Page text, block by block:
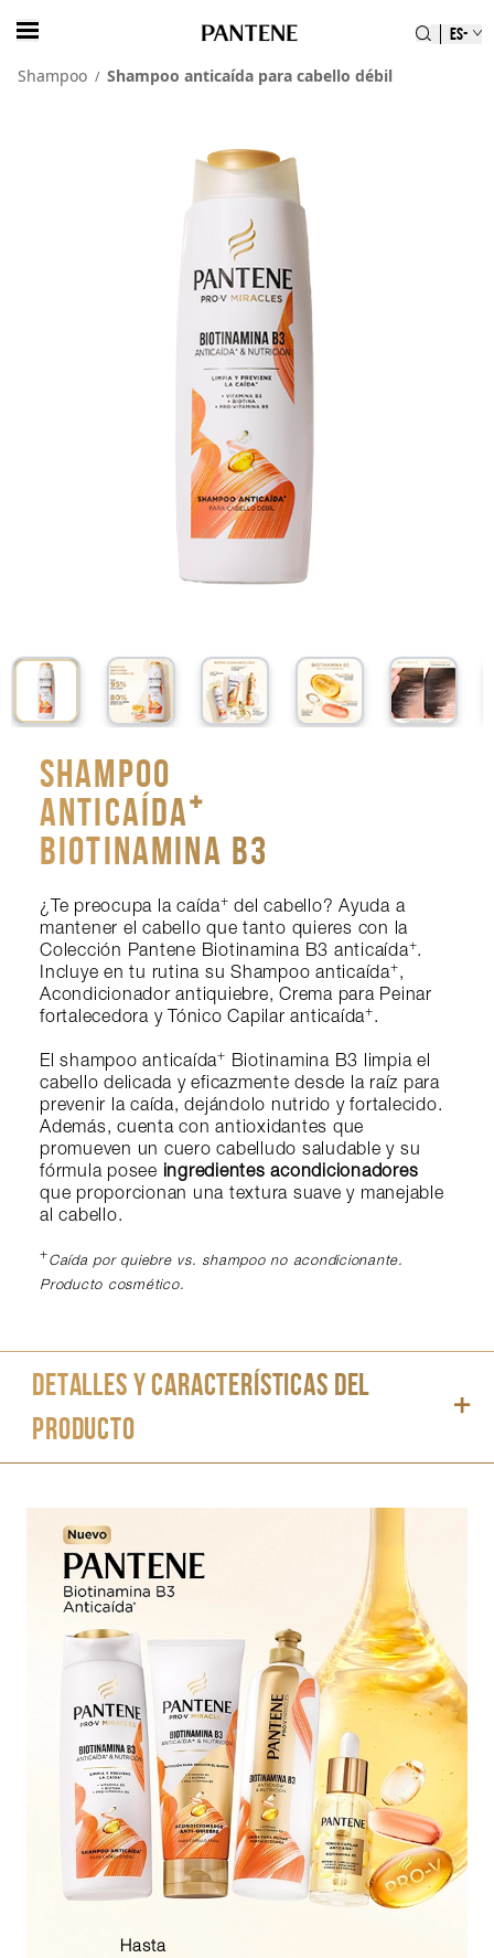
ES-
Shampoo / Shampoo anticaída para cabello débil
Shampoo
Anticaída⁺
Biotinamina B3
¿Te preocupa la caída+ del cabello? Ayuda a
mantener el cabello que tanto quieres con la
Colección Pantene Biotinamina B3 anticaída+.
Incluye en tu rutina su Shampoo anticaída+,
Acondicionador antiquiebre, Crema para Peinar
fortalecedora y Tónico Capilar anticaída+.
El shampoo anticaída+ Biotinamina B3 limpia el
cabello delicada y eficazmente desde la raíz para
prevenir la caída, dejándolo nutrido y fortalecido.
Además, cuenta con antioxidantes que
promueven un cuero cabelludo saludable y su
fórmula posee ingredientes acondicionadores
que proporcionan una textura suave y manejable
al cabello.
+Caída por quiebre vs. shampoo no acondicionante.
Producto cosmético.
DETALLES Y CARACTERÍSTICAS DEL
PRODUCTO
Para todo tipo de cabello
Textura ligera
Fragancia irresistible
pH balanceado
Libre de parabenos añadidos
COMPRA YA
Hasta